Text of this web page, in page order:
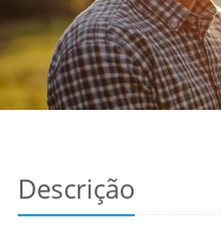
Descrição